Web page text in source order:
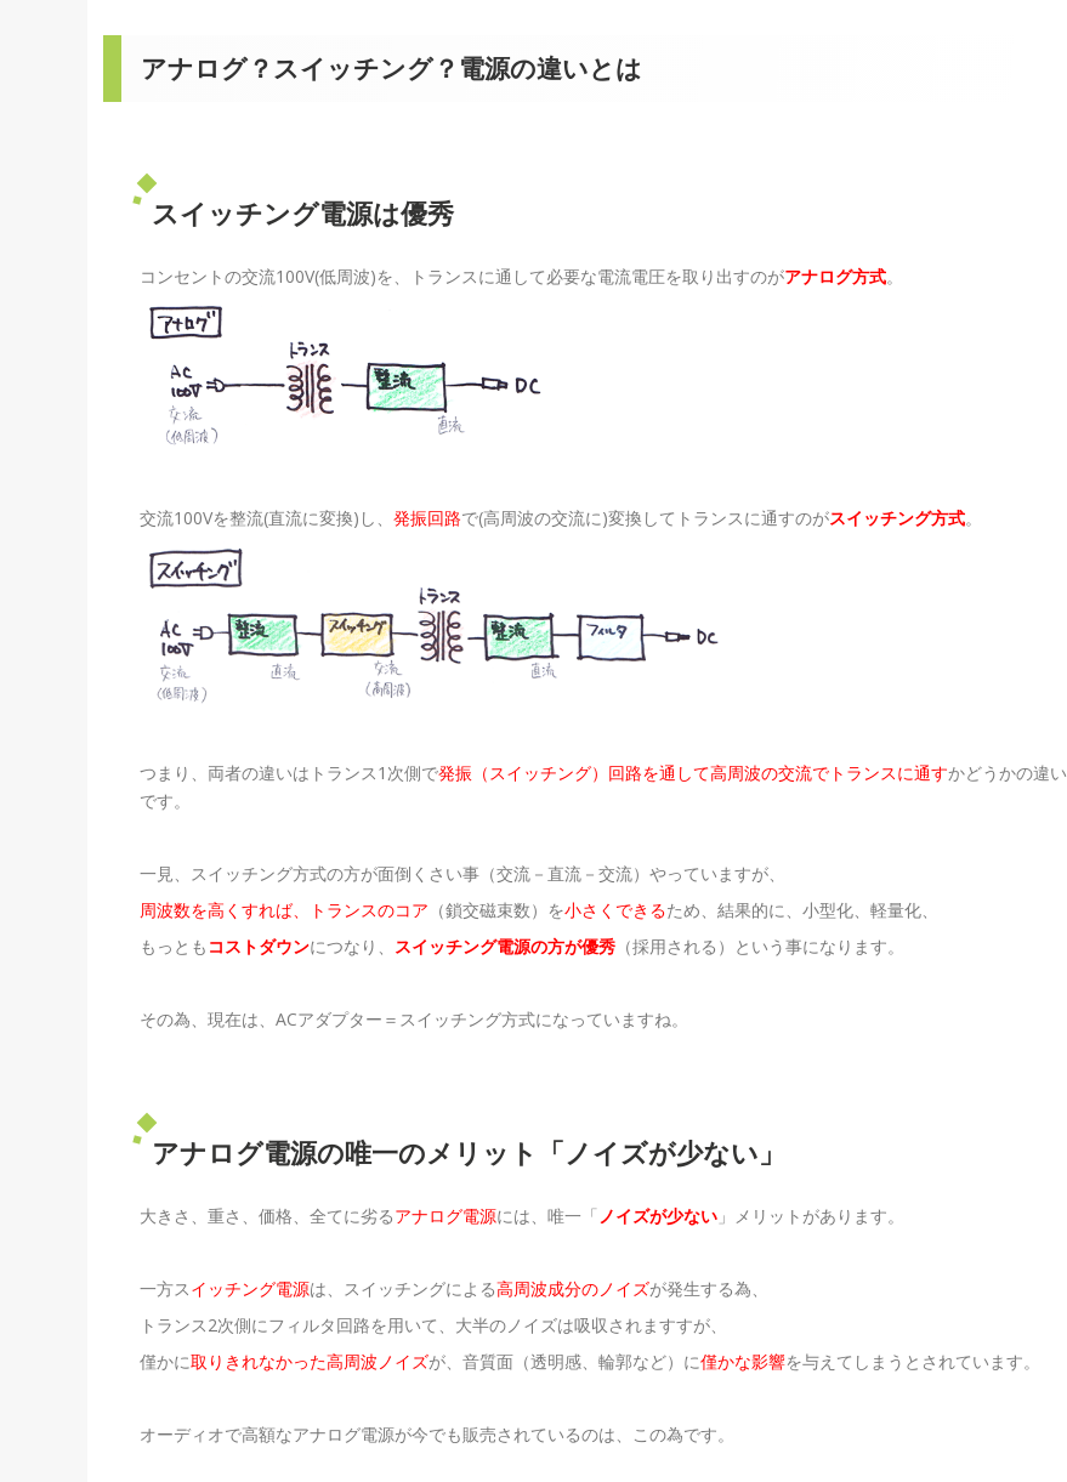
アナログ？スイッチング？電源の違いとは
スイッチング電源は優秀
コンセントの交流100V(低周波)を、トランスに通して必要な電流電圧を取り出すのがアナログ方式。
交流100Vを整流(直流に変換)し、発振回路で(高周波の交流に)変換してトランスに通すのがスイッチング方式。
つまり、両者の違いはトランス1次側で発振（スイッチング）回路を通して高周波の交流でトランスに通すかどうかの違い
です。
一見、スイッチング方式の方が面倒くさい事（交流－直流－交流）やっていますが、
周波数を高くすれば、トランスのコア （鎖交磁束数）を小さくできるため、結果的に、小型化、軽量化、
もっとも コストダウンにつなり、 スイッチング電源の方が優秀 （採用される）という事になります。
その為、現在は、ACアダプター＝スイッチング方式になっていますね。
アナログ電源の唯一のメリット「ノイズが少ない」
大きさ、重さ、価格、全てに劣るアナログ電源には、唯一「 ノイズが少ない 」メリットがあります。
一方スイッチング電源は、スイッチングによる高周波成分のノイズが発生する為、
トランス2次側にフィルタ回路を用いて、大半のノイズは吸収されますすが、
僅かに取りきれなかった高周波ノイズが、音質面（透明感、輪郭など）に僅かな影響を与えてしまうとされています。
オーディオで高額なアナログ電源が今でも販売されているのは、この為です。